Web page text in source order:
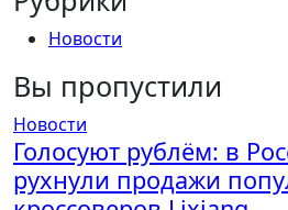
Новости
Вы пропустили
Новости
Голосуют рублём: в
рухнули продажи